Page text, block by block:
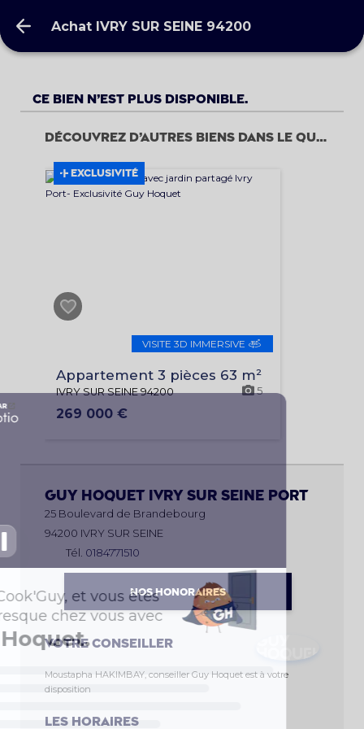
Achat IVRY SUR SEINE 94200
Achat IVRY SUR SEINE 94200
Ce bien n’est plus disponible.
Découvrez d’autres biens dans le quartier
EXCLUSIVITÉ
VISITE 3D IMMERSIVE
Appartement 3 pièces 63 m²
5
IVRY SUR SEINE 94200
269 000 €
Guy Hoquet IVRY SUR SEINE PORT
25 Boulevard de Brandebourg
94200 IVRY SUR SEINE
Tél. 0184771510
NOS HONORAIRES
Votre conseiller
Moustapha HAKIMBAY, conseiller Guy Hoquet est à votre
disposition
Les horaires